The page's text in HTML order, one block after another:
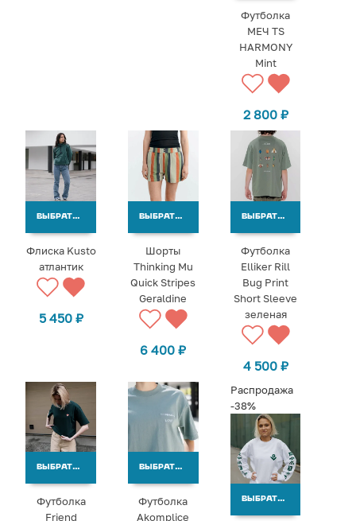
Футболка
МЕЧ TS
HARMONY
Mint
2 800 ₽
ВЫБРАТЬ ВАРИАНТЫ
Флиска Kusto
атлантик
5 450 ₽
ВЫБРАТЬ ВАРИАНТЫ
Шорты
Thinking Mu
Quick Stripes
Geraldine
6 400₽
ВЫБРАТЬ ВАРИАНТЫ
Футболка
Elliker Rill
Bug Print
Short Sleeve
зеленая
4 500 ₽
ВЫБРАТЬ ВАРИАНТЫ
Футболка
Friend
ВЫБРАТЬ ВАРИАНТЫ
Футболка
Akomplice
Распродажа
-38%
ВЫБРАТЬ ВАРИАНТЫ